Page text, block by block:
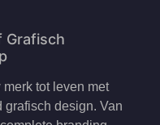
Grafisch
merk tot leven met
grafisch design. Van